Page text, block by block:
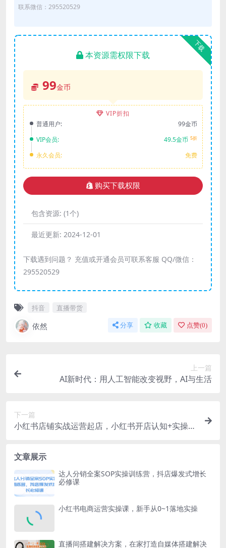
联系微信：295520529
下载
本资源需权限下载
99金币
VIP折扣
普通用户:
99金币
VIP会员:
49.5金币 5折
永久会员: 免费
购买下载权限
包含资源: (1个)
最近更新: 2024-12-01
下载遇到问题？ 充值或开通会员可联系客服 QQ/微信：
295520529
抖音 直播带货
依然 分享 收藏 点赞(0)
上一篇
AI新时代：用人工智能改变视野，AI与生活
下一篇
小红书店铺实战运营起店，小红书开店认知+实操课
文章展示
达人分销全案SOP实操训练营，抖店爆发式增长
必修课
小红书电商运营实操课，​新手从0~1落地实操
直播间搭建解决方案，在家打造自媒体搭建解决